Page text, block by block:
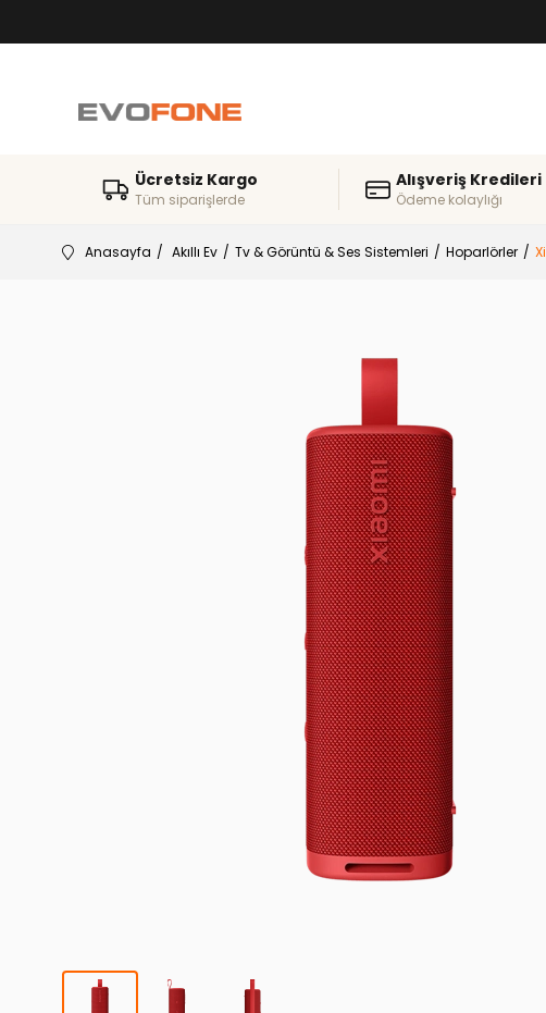
Ücretsiz Kargo
Tüm siparişlerde
Alışveriş Kredileri
Ödeme kolaylığı
Anasayfa Akıllı Ev Tv & Görüntü & Ses Sistemleri Hoparlörler